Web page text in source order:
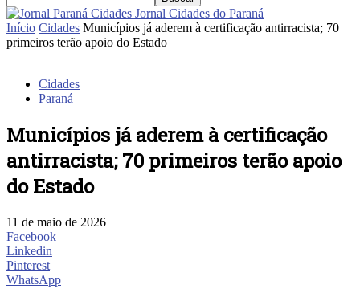
Jornal Cidades do Paraná
Início Cidades Municípios já aderem à certificação antirracista; 70
primeiros terão apoio do Estado
Cidades
Paraná
Municípios já aderem à certificação
antirracista; 70 primeiros terão apoio
do Estado
11 de maio de 2026
Facebook
Linkedin
Pinterest
WhatsApp